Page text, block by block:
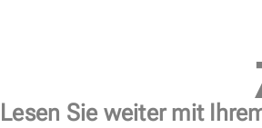
Lesen Sie weiter mit